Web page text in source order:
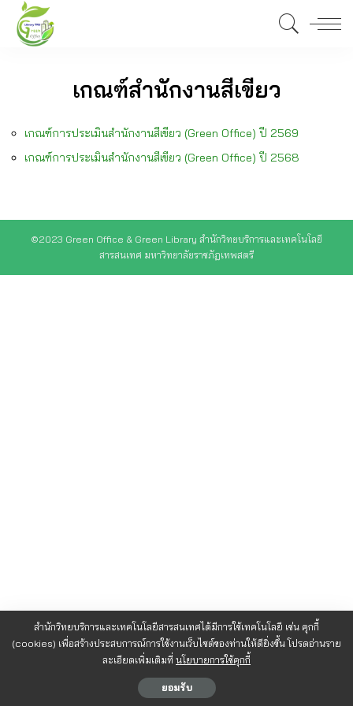
เกณฑ์สำนักงานสีเขียว
เกณฑ์การประเมินสำนักงานสีเขียว (Green Office) ปี 2569
เกณฑ์การประเมินสำนักงานสีเขียว (Green Office) ปี 2568
©2023 Green Office & Green Library สำนักวิทยบริการและเทคโนโลยี
สารสนเทศ มหาวิทยาลัยราชภัฏเทพสตรี
สำนักวิทยบริการและเทคโนโลยีสารสนเทศได้มีการใช้เทคโนโลยี เช่น คุกกี้
(cookies) เพื่อสร้างประสบการณ์การใช้งานเว็บไซต์ของท่านให้ดียิ่งขึ้น โปรดอ่านราย
ละเอียดเพิ่มเติมที่ นโยบายการใช้คุกกี้
ยอมรับ